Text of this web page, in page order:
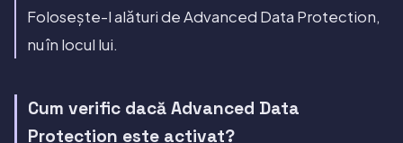
Folosește-l alături de Advanced Data Protection,
nu în locul lui.
Cum verific dacă Advanced Data
Protection este activat?